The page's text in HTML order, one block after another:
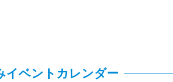
イベントカレンダー